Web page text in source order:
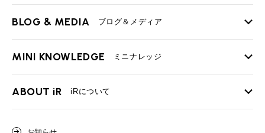
必要書類
BMWミニ買取査定依頼
TOP
最近の修理実績
BLOG & MEDIA ブログ＆メディア
TOP
User's Voice 購入者様の声
MINI KNOWLEDGE ミニナレッジ
TOP
ABOUT iR iRについて